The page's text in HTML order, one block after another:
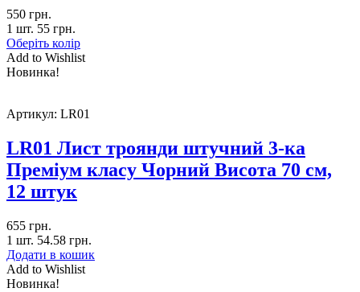
550 грн.
1 шт. 55 грн.
Оберіть колір
Add to Wishlist
Новинка!
Артикул: LR01
LR01 Лист троянди штучний 3-ка
Преміум класу Чорний Висота 70 см,
12 штук
655 грн.
1 шт. 54.58 грн.
Додати в кошик
Add to Wishlist
Новинка!